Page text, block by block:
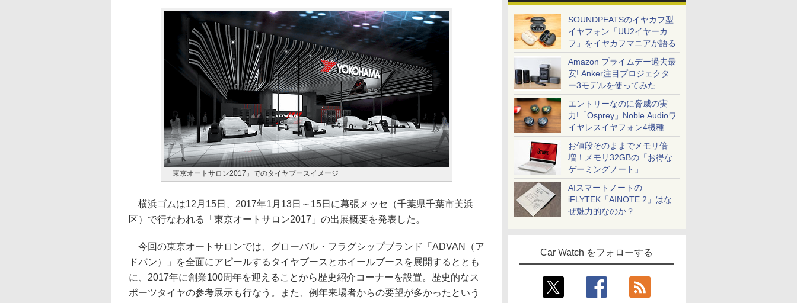
SOUNDPEATSのイヤカフ型
イヤフォン「UU2イヤーカ
フ」をイヤカフマニアが語る
Amazon プライムデー過去最
安! Anker注目プロジェクタ
ー3モデルを使ってみた
エントリーなのに脅威の実
力!「Osprey」Noble Audioワ
イヤレスイヤフォン4機種を
一気に聴く
お値段そのままでメモリ倍
増！メモリ32GBの「お得な
ゲーミングノート」
AIスマートノートの
iFLYTEK「AINOTE 2」はな
ぜ魅力的なのか？
Car Watch をフォローする
「東京オートサロン2017」でのタイヤブースイメージ
横浜ゴムは12月15日、2017年1月13日～15日に幕張メッセ（千葉県千葉市美浜
区）で行なわれる「東京オートサロン2017」の出展概要を発表した。
今回の東京オートサロンでは、グローバル・フラグシップブランド「ADVAN（ア
ドバン）」を全面にアピールするタイヤブースとホイールブースを展開するととも
に、2017年に創業100周年を迎えることから歴史紹介コーナーを設置。歴史的なス
ポーツタイヤの参考展示も行なう。また、例年来場者からの要望が多かったという